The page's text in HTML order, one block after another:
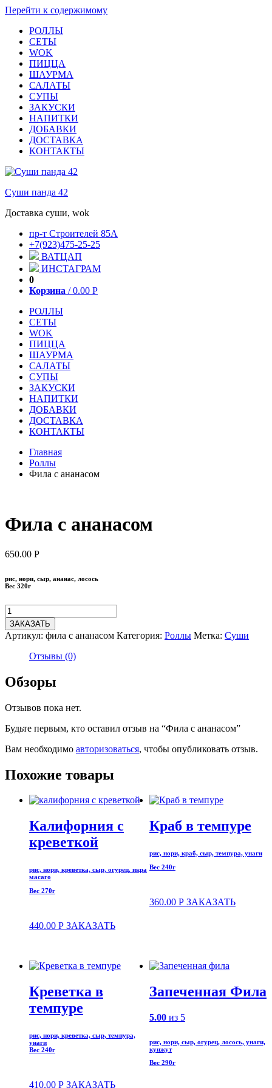
Перейти к содержимому
РОЛЛЫ
СЕТЫ
WOK
ПИЦЦА
ШАУРМА
САЛАТЫ
СУПЫ
ЗАКУСКИ
НАПИТКИ
ДОБАВКИ
ДОСТАВКА
КОНТАКТЫ
Суши панда 42
Доставка суши, wok
пр-т Строителей 85А
+7(923)475-25-25
ВАТЦАП
ИНСТАГРАМ
0
Корзина /0.00 Р
РОЛЛЫ
СЕТЫ
WOK
ПИЦЦА
ШАУРМА
САЛАТЫ
СУПЫ
ЗАКУСКИ
НАПИТКИ
ДОБАВКИ
ДОСТАВКА
КОНТАКТЫ
Главная
Роллы
Фила с ананасом
Фила с ананасом
650.00 Р
рис, нори, сыр, ананас, лосось
Вес 320г
ЗАКАЗАТЬ
Артикул: фила с ананасом Категория: Роллы Метка: Суши
Отзывы (0)
Обзоры
Отзывов пока нет.
Будьте первым, кто оставил отзыв на “Фила с ананасом”
Вам необходимо авторизоваться, чтобы опубликовать отзыв.
Похожие товары
Калифорния с
креветкой
рис, нори, креветка, сыр, огурец. икра
масаго
Вес 270г
440.00 Р ЗАКАЗАТЬ
Краб в темпуре
рис, нори, краб, сыр, темпура, унаги
Вес 240г
360.00 Р ЗАКАЗАТЬ
Креветка в
темпуре
рис, нори, креветка, сыр, темпура,
унаги
Вес 240г
410.00 Р ЗАКАЗАТЬ
Запеченная Фила
5.00из 5
рис, нори, сыр, огурец, лосось, унаги,
кунжут
Вес 290г